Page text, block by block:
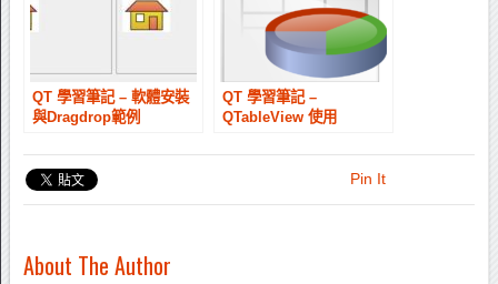
QT 學習筆記 – 軟體安裝
與Dragdrop範例
QT 學習筆記 –
QTableView 使用
Pin It
About The Author